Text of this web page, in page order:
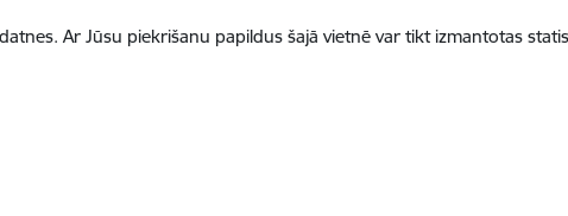
Ar Jūsu piekrišanu papildus šajā vietnē var tikt izmantotas